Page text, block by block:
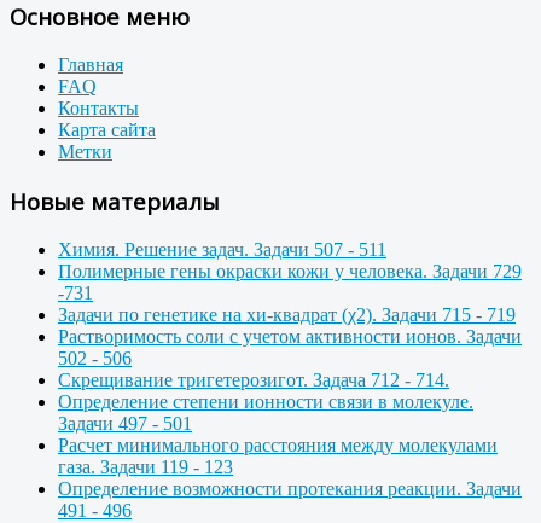
Основное меню
Главная
FAQ
Контакты
Карта сайта
Метки
Новые материалы
Химия. Решение задач. Задачи 507 - 511
Полимерные гены окраски кожи у человека. Задачи 729
-731
Задачи по генетике на хи-квадрат (χ2). Задачи 715 - 719
Растворимость соли с учетом активности ионов. Задачи
502 - 506
Скрещивание тригетерозигот. Задача 712 - 714.
Определение степени ионности связи в молекуле.
Задачи 497 - 501
Расчет минимального расстояния между молекулами
газа. Задачи 119 - 123
Определение возможности протекания реакции. Задачи
491 - 496